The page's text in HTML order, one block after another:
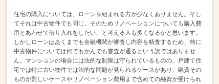
住宅の購入については、ローンを組まれる方が少なくありません。 そし
てそれは中古物件でも同じ。 そのためリノベーションについても購入費
用とあわせて借り入れをしたい、と考える人も多くなるかと思います。
しかしローンはあくまでも金融機関が審査し内容を精査するため、 特に
中古物件については何でもかんでも審査が通るという訳ではありませ
ん。 マンションの場合には法的な制限は守られているものの、
戸建て住
宅では特に古い物件では法的な問題が見られるケースがあり、 融資その
ものが難しいケースやリノベーション費用まで含めての融資が受けられ